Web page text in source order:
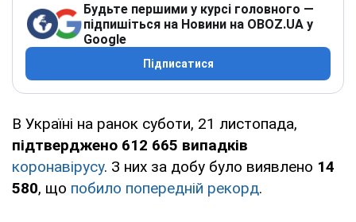
Будьте першими у курсі головного —
підпишіться на Новини на OBOZ.UA у
Google
Підписатися
В Україні на ранок суботи, 21 листопада,
підтверджено 612 665 випадків
коронавірусу. З них за добу було виявлено 14
580, що побило попередній рекорд.